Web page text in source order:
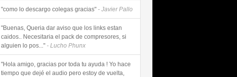
"como lo descargo colegas gracias" - Javier Pallo
"Buenas, Queria dar aviso que los links estan
caidos.. Necesitaria el pack de compresores, si
alguien lo pos..." - Lucho Phunx
"Hola amigo, gracias por toda tu ayuda ! Yo hace
tiempo que dejé el audio pero estoy de vuelta,